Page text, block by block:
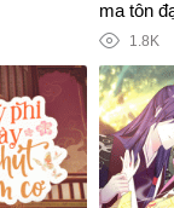
ma tôn
1.8K